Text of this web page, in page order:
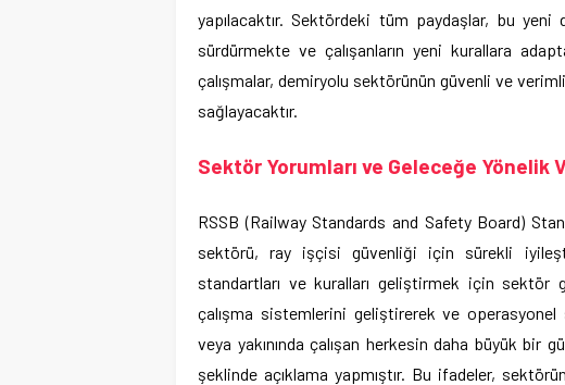
yapılacaktır. Sektördeki tüm paydaşlar, bu yeni
sürdürmekte ve çalışanların yeni kurallara
çalışmalar, demiryolu sektörünün güvenli ve
sağlayacaktır.
Sektör Yorumları ve Geleceğe Yönelik
RSSB (Railway Standards and Safety Board)
sektörü, ray işçisi güvenliği için sürekli
standartları ve kuralları geliştirmek için sektör
çalışma sistemlerini geliştirerek ve
veya yakınında çalışan herkesin daha büyük bir
şeklinde açıklama yapmıştır. Bu ifadeler,